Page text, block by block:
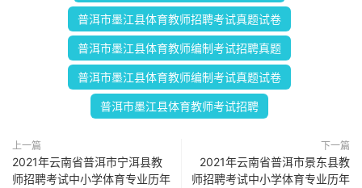
普洱市墨江县体育教师招聘考试真题试卷
普洱市墨江县体育教师编制考试招聘真题
普洱市墨江县体育教师编制考试真题试卷
普洱市墨江县体育教师考试招聘
上一篇
2021年云南省普洱市宁洱县教
师招聘考试中小学体育专业历年
下一篇
2021年云南省普洱市景东县教
师招聘考试中小学体育专业历年